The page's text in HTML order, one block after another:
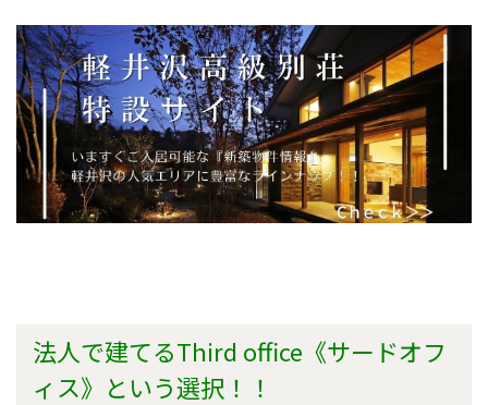
法人で建てるThird office《サードオフ
ィス》という選択！！